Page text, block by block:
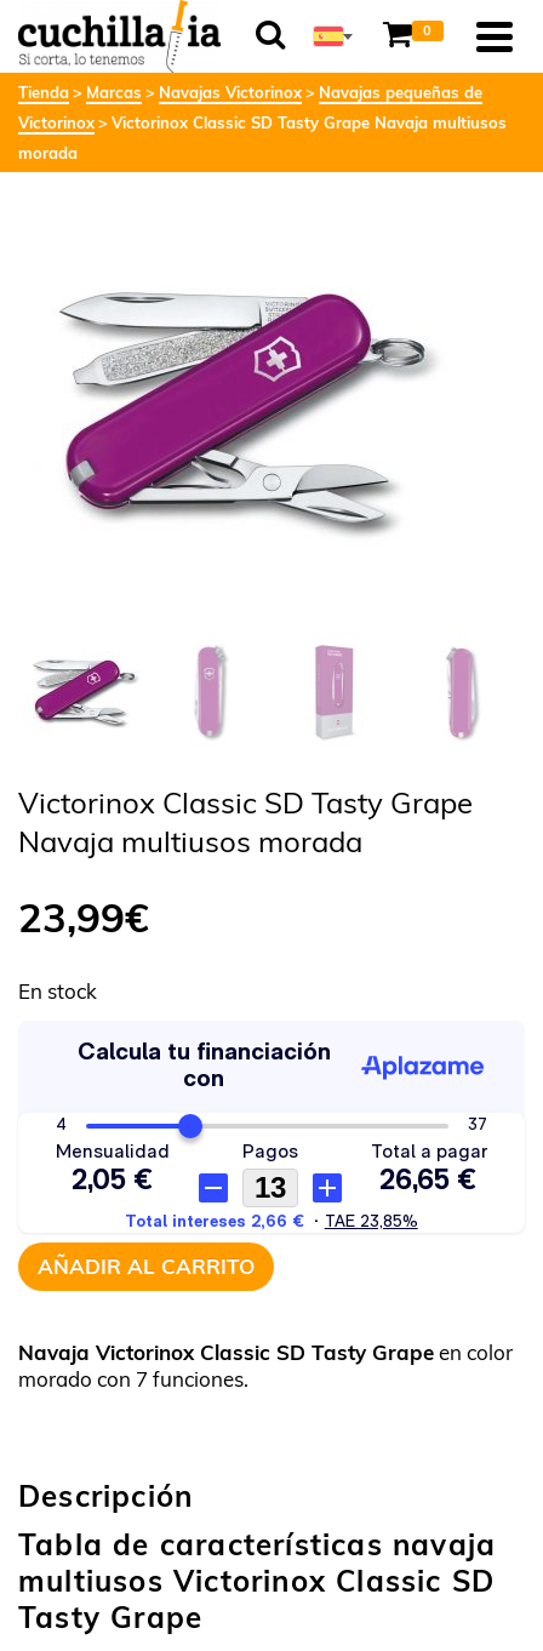
0
Tienda Marcas Navajas Victorinox
Navajas pequeñas de
Victorinox
Victorinox Classic SD Tasty Grape Navaja multiusos
morada
Victorinox Classic SD Tasty Grape
Navaja multiusos morada
23,99€
En stock
AÑADIR AL CARRITO
Navaja Victorinox Classic SD Tasty Grapeen color
morado con 7 funciones.
Descripción
Tabla de características navaja
multiusos Victorinox Classic SD
Tasty Grape